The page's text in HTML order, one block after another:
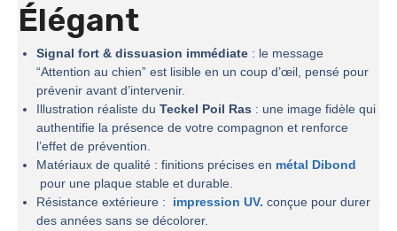
Élégant
Signal fort & dissuasion immédiate : le message
“Attention au chien” est lisible en un coup d’œil, pensé pour
prévenir avant d’intervenir.
Illustration réaliste du Teckel Poil Ras : une image fidèle qui
authentifie la présence de votre compagnon et renforce
l’effet de prévention.
Matériaux de qualité : finitions précises en métal Dibond
pour une plaque stable et durable.
Résistance extérieure :
impression UV. conçue pour durer
des années sans se décolorer.